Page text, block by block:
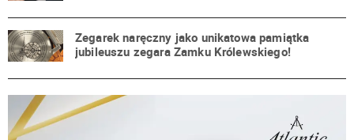
Zegarek naręczny jako unikatowa pamiątka
jubileuszu zegara Zamku Królewskiego!